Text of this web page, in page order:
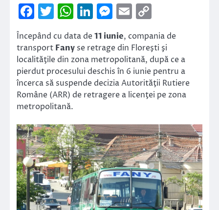
Facebook
Twitter
WhatsApp
LinkedIn
Messenger
Email
Link
Începând cu data de11 iunie, compania de
transport Fany se retrage din Floreşti şi
localităţile din zona metropolitană, după ce a
pierdut procesului deschis în 6 iunie pentru a
încerca să suspende decizia Autorităţii Rutiere
Române (ARR) de retragere a licenţei pe zona
metropolitană.